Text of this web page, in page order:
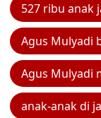
527 ribu anak
Agus Mulyadi
Agus Mulyadi
anak-anak di